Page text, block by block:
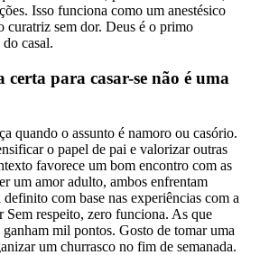
Isso funciona como um anestésico
curatriz sem dor. Deus é o primo
casal.
certa para casar-se não é uma
quando o assunto é namoro ou casório.
o papel de pai e valorizar outras
favorece um bom encontro com as
um amor adulto, ambos enfrentam
com base nas experiências com a
Sem respeito, zero funciona. As que
mil pontos. Gosto de tomar uma
um churrasco no fim de semanada.